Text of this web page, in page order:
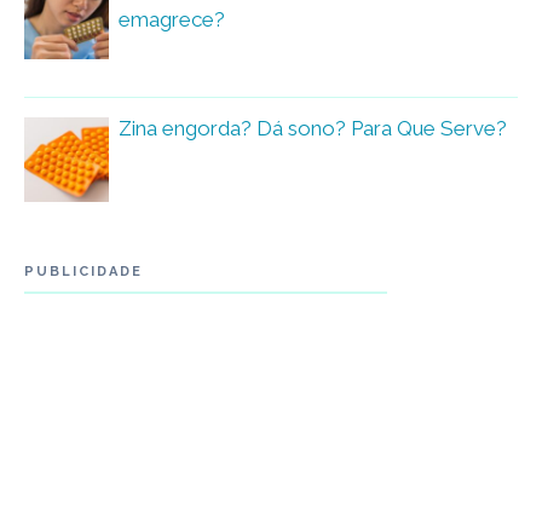
emagrece?
Zina engorda? Dá sono? Para Que Serve?
PUBLICIDADE